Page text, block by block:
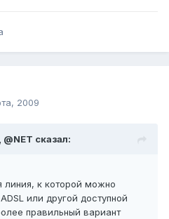
2009
сказал:
линия, к которой можно
или другой доступной
правильный вариант